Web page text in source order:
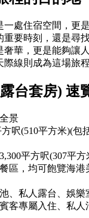
一處住宿空間，更
重要時刻，還是尋
奢華，更是能夠讓
線則成為這場旅
台套房) 速
景
呎(510平方米)(包
平方呎(307平
區，均可飽覽海港
、私人露台、娛樂
客專屬入住、私人